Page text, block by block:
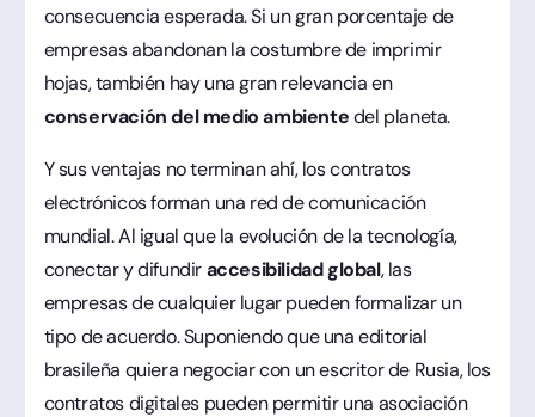
consecuencia esperada. Si un gran porcentaje de
empresas abandonan la costumbre de imprimir
hojas, también hay una gran relevancia en
conservación del medio ambientedel planeta.
Y sus ventajas no terminan ahí, los contratos
electrónicos forman una red de comunicación
mundial. Al igual que la evolución de la tecnología,
conectar y difundiraccesibilidad global, las
empresas de cualquier lugar pueden formalizar un
tipo de acuerdo. Suponiendo que una editorial
brasileña quiera negociar con un escritor de Rusia, los
contratos digitales pueden permitir una asociación